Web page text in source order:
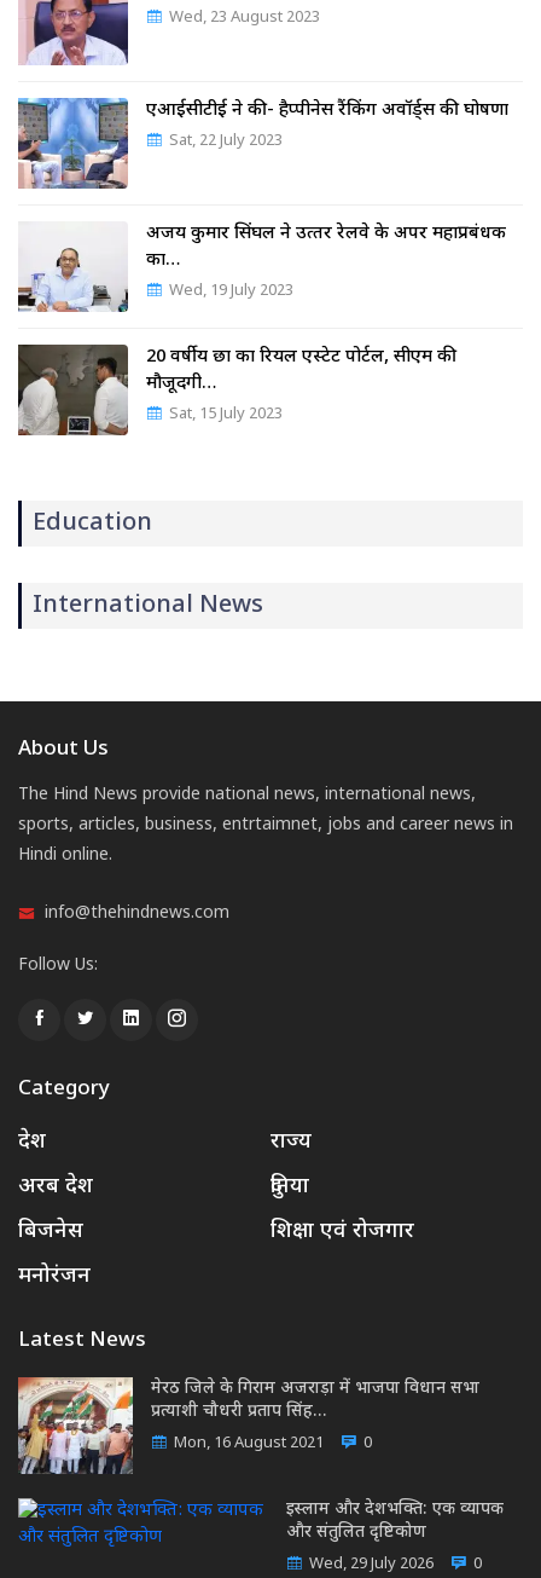
Wed, 23 August 2023
एआईसीटीई ने की- हैप्पीनेस रैंकिंग अवॉर्ड्स की घोषणा
Sat, 22 July 2023
अजय कुमार सिंघल ने उत्‍तर रेलवे के अपर महाप्रबंधक
का…
Wed, 19 July 2023
20 वर्षीय छात्र का रियल एस्टेट पोर्टल, सीएम की
मौजूदगी…
Sat, 15 July 2023
Education
International News
About Us
The Hind News provide national news, international news,
sports, articles, business, entrtaimnet, jobs and career news in
Hindi online.
info@thehindnews.com
Follow Us:
Category
देश
राज्य
अरब देश
दुनिया
बिजनेस
शिक्षा एवं रोजगार
मनोरंजन
Latest News
मेरठ जिले के गिराम अजराड़ा में भाजपा विधान सभा
प्रत्याशी चौधरी प्रताप सिंह…
Mon, 16 August 2021 0
इस्लाम और देशभक्ति: एक व्यापक
और संतुलित दृष्टिकोण
Wed, 29 July 2026 0